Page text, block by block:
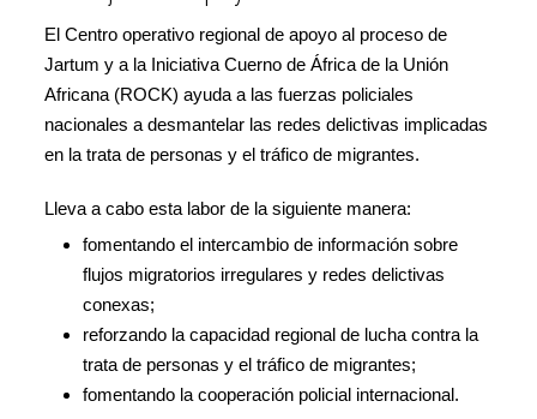
El Centro operativo regional de apoyo al proceso de
Jartum y a la Iniciativa Cuerno de África de la Unión
Africana (ROCK) ayuda a las fuerzas policiales
nacionales a desmantelar las redes delictivas implicadas
en la trata de personas y el tráfico de migrantes.
Lleva a cabo esta labor de la siguiente manera:
fomentando el intercambio de información sobre
flujos migratorios irregulares y redes delictivas
conexas;
reforzando la capacidad regional de lucha contra la
trata de personas y el tráfico de migrantes;
fomentando la cooperación policial internacional.